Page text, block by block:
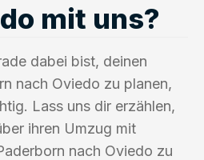
mit uns?
dabei bist, deinen
nach Oviedo zu planen,
Lass uns dir erzählen,
ihren Umzug mit
nach Oviedo zu